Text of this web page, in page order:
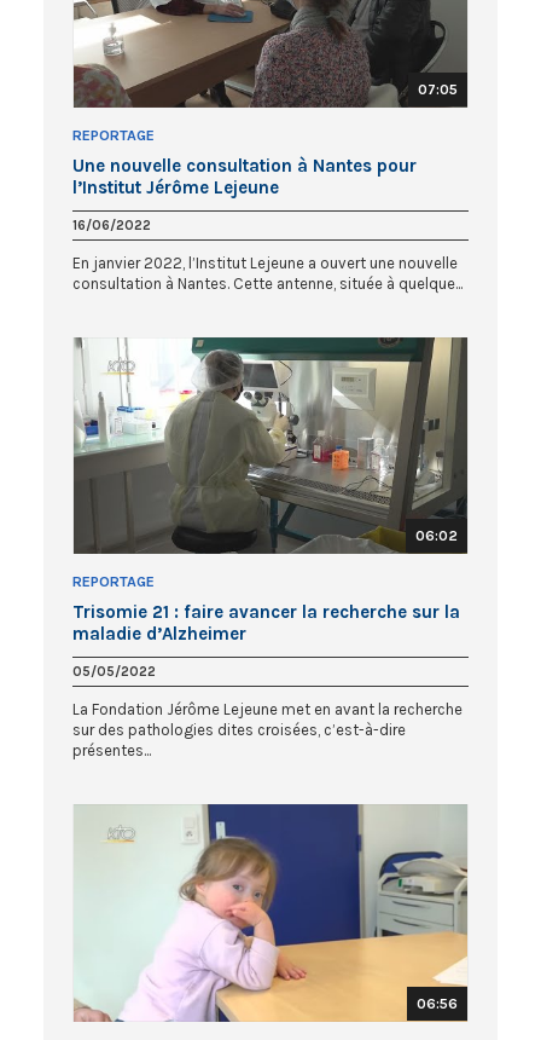
07:05
REPORTAGE
Une nouvelle consultation à Nantes pour
l’Institut Jérôme Lejeune
16/06/2022
En janvier 2022, l’Institut Lejeune a ouvert une nouvelle
consultation à Nantes. Cette antenne, située à quelque...
06:02
REPORTAGE
Trisomie 21 : faire avancer la recherche sur la
maladie d’Alzheimer
05/05/2022
La Fondation Jérôme Lejeune met en avant la recherche
sur des pathologies dites croisées, c’est-à-dire
présentes...
06:56